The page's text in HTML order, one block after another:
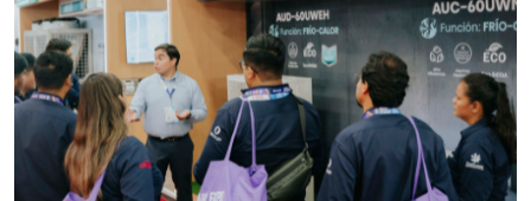
FISCAL
Aplicar al Requerimiento
Empresa en Jalisco